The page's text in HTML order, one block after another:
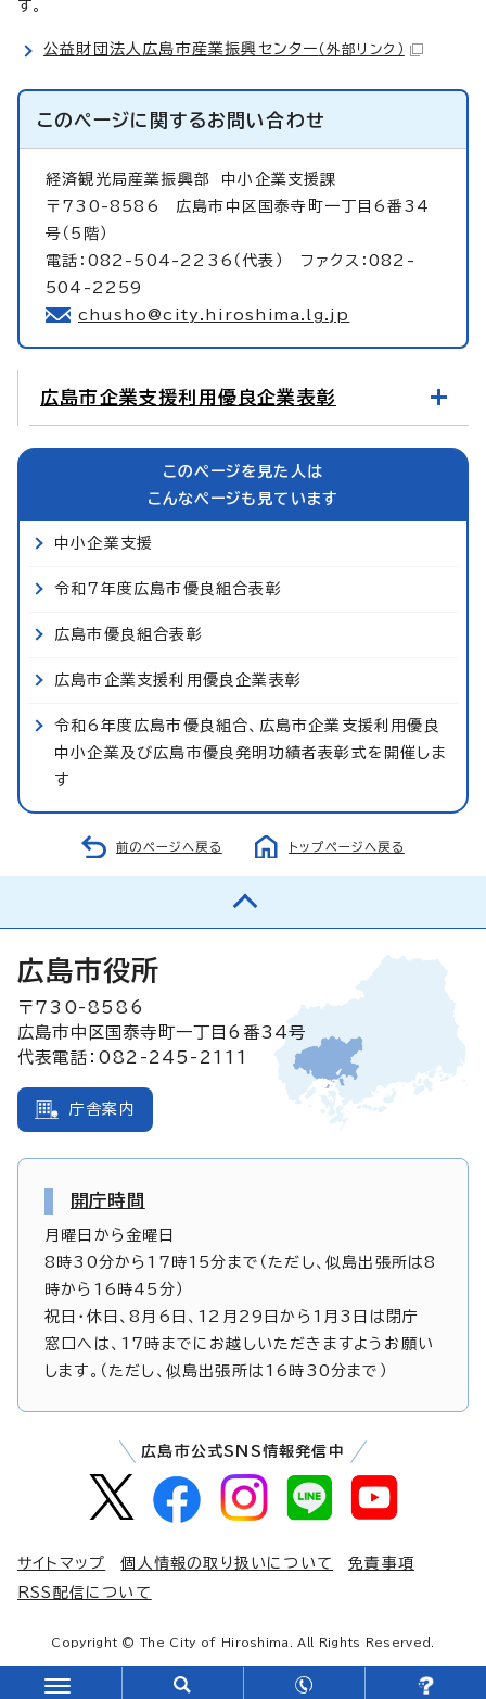
す。
公益財団法人広島市産業振興センター （外部リンク）
このページに関するお問い合わせ
経済観光局産業振興部 中小企業支援課
〒730-8586 広島市中区国泰寺町一丁目6番34
号（5階）
電話：082-504-2236（代表） ファクス：082-
504-2259
chusho@city.hiroshima.lg.jp
広島市企業支援利用優良企業表彰
このページを見た人は
こんなページも見ています
中小企業支援
令和7年度広島市優良組合表彰
広島市優良組合表彰
広島市企業支援利用優良企業表彰
令和6年度広島市優良組合、広島市企業支援利用優良
中小企業及び広島市優良発明功績者表彰式を開催しま
す
前のページへ戻る トップページへ戻る
広島市役所
〒730-8586
広島市中区国泰寺町一丁目6番34号
代表電話：082-245-2111
庁舎案内
開庁時間
月曜日から金曜日
8時30分から17時15分まで（ただし、似島出張所は8
時から16時45分）
祝日・休日、8月6日、12月29日から1月3日は閉庁
窓口へは、17時までにお越しいただきますようお願い
します。（ただし、似島出張所は16時30分まで）
広島市公式SNS情報発信中
サイトマップ 個人情報の取り扱いについて
免責事項
RSS配信について
Copyright © The City of Hiroshima. All Rights Reserved.